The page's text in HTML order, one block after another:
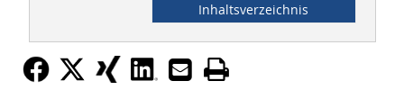
Inhaltsverzeichnis